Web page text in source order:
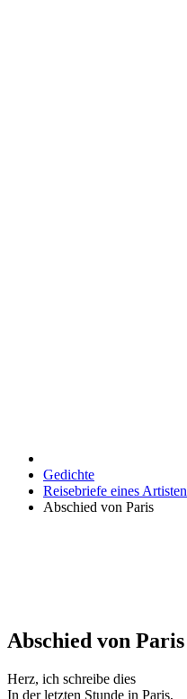
Gedichte
Reisebriefe eines Artisten
Abschied von Paris
Abschied von Paris
Herz, ich schreibe dies
In der letzten Stunde in Paris,